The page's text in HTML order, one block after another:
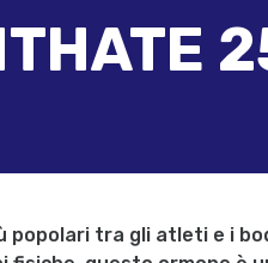
tra gli atleti e i